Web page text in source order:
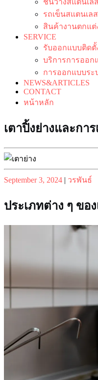
ชั้นวางสแตนเล
รถเข็นสแตนเลส
สินค้างานตกแต่
SERVICE
รับออกแบบติด
บริการการออกแ
การออกแบบระ
NEWS&ARTICLES
CONTACT
หน้าหลัก
เตาปิ้งย่างและกา
Posted
September 3, 2024 | Posted
วรพันธ์
ประเภทต่าง ๆ ขอ